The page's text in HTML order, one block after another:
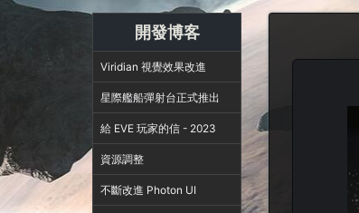
開發博客
Viridian 視覺效果改進
星際艦船彈射台正式推出
給 EVE 玩家的信 - 2023
資源調整
不斷改進 Photon UI